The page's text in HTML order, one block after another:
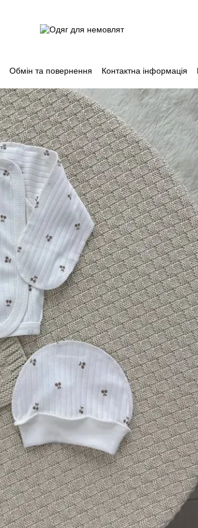
Обмін та повернення Контактна інформація